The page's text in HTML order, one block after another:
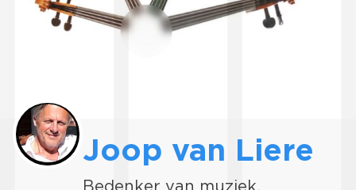
Joop van Liere
Bedenker van muziek,